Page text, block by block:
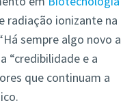
radiação ionizante na
sempre algo novo a
“credibilidade e a
que continuam a